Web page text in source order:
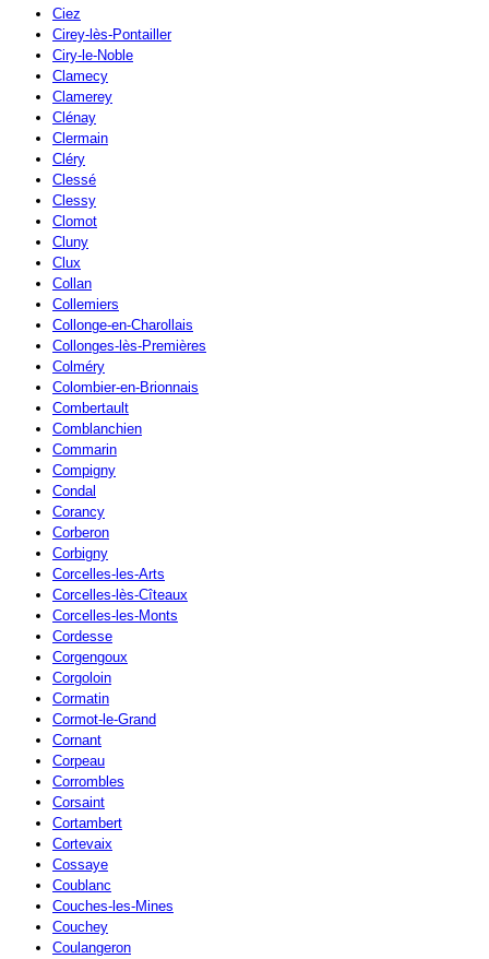
Ciez
Cirey-lès-Pontailler
Ciry-le-Noble
Clamecy
Clamerey
Clénay
Clermain
Cléry
Clessé
Clessy
Clomot
Cluny
Clux
Collan
Collemiers
Collonge-en-Charollais
Collonges-lès-Premières
Colméry
Colombier-en-Brionnais
Combertault
Comblanchien
Commarin
Compigny
Condal
Corancy
Corberon
Corbigny
Corcelles-les-Arts
Corcelles-lès-Cîteaux
Corcelles-les-Monts
Cordesse
Corgengoux
Corgoloin
Cormatin
Cormot-le-Grand
Cornant
Corpeau
Corrombles
Corsaint
Cortambert
Cortevaix
Cossaye
Coublanc
Couches-les-Mines
Couchey
Coulangeron